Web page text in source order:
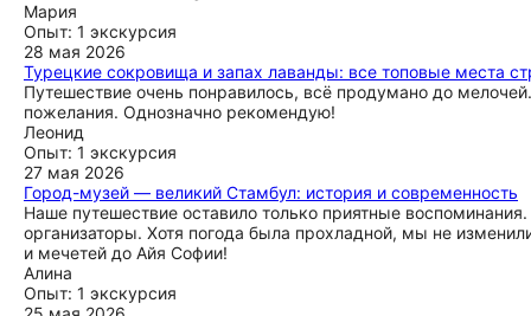
Мария
Опыт: 1 экскурсия
28 мая 2026
Турецкие сокровища и запах лаванды: все топовые места
Путешествие очень понравилось, всё продумано до
пожелания. Однозначно рекомендую!
Леонид
Опыт: 1 экскурсия
27 мая 2026
Город-музей — великий Стамбул: история и современность
Наше путешествие оставило только приятные
организаторы. Хотя погода была прохладной, мы не
и мечетей до Айя Софии!
Алина
Опыт: 1 экскурсия